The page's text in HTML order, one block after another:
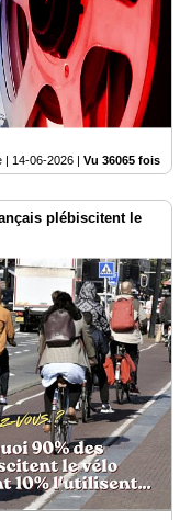
| 14-06-2026 | Vu 36065 fois
plébiscitent le